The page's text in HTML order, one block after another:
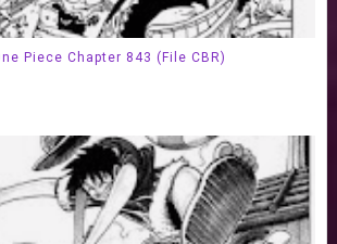
Piece Chapter 843 (File CBR)